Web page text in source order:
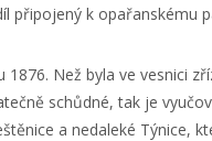
připojený k opařanskému
1876. Než byla ve vesnici
schůdné, tak je
a nedaleké Týnice,